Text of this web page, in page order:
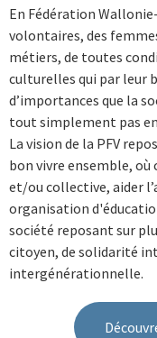
En Fédération
volontaires, des
métiers, de toutes
culturelles qui par leur
d’importances que la
tout simplement pas
La vision de la PFV
bon vivre ensemble, où
et/ou collective, aider
organisation
société reposant sur
citoyen, de solidarité
intergénérationnelle.